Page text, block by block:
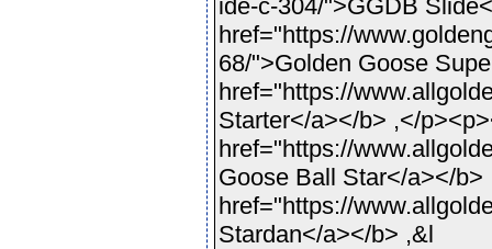
ide-c-304/">GGDB
href="https://
68/">Golden Goose
href="https://
Starter</a></b> ,</
href="https://
Goose Ball Star</a></
href="https://
Stardan</a></b> ,&l